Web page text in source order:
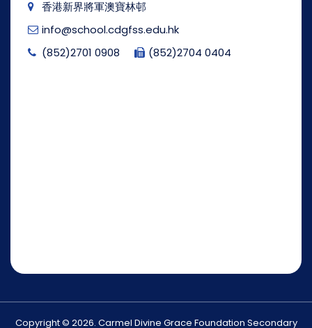
香港新界將軍澳寶林邨
info@school.cdgfss.edu.hk
(852)2701 0908
(852)2704 0404
Copyright © 2026. Carmel Divine Grace Foundation Secondary